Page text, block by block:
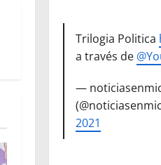
Trilogia Politica
a través de
—
2021